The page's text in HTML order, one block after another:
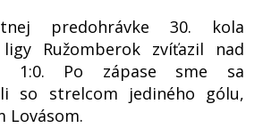
predohrávke 30. kola
Ružomberok zvíťazil nad
1:0. Po zápase sme sa
so strelcom jediného gólu,
Lovásom.